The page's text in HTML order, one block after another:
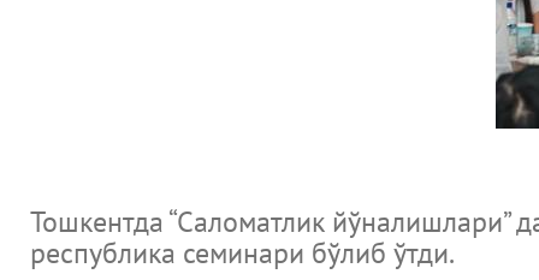
Тошкентда “Саломатлик йўналишлари”
республика семинари бўлиб ўтди.